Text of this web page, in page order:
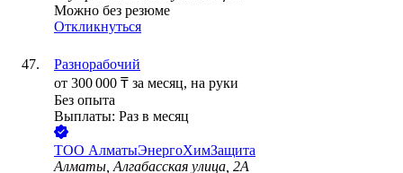
Можно без резюме
Откликнуться
Разнорабочий
от 300 000 ₸ за месяц, на руки
Без опыта
Выплаты: Раз в месяц
ТОО АлматыЭнергоХимЗащита
Алматы, Алгабасская улица, 2А